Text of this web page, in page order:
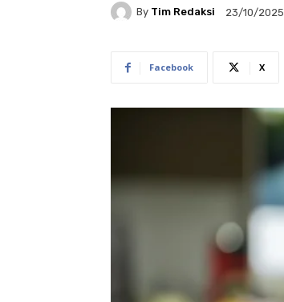
By Tim Redaksi 23/10/2025
Facebook X